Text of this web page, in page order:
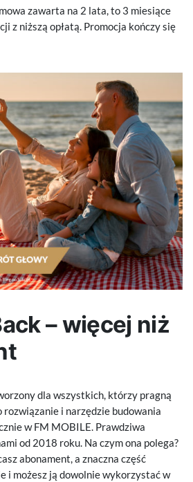
zawarta na 2 lata, to 3 miesiące
z niższą opłatą. Promocja kończy się
– więcej niż
dla wszystkich, którzy pragną
rozwiązanie i narzędzie budowania
w FM MOBILE. Prawdziwa
od 2018 roku. Na czym ona polega?
abonament, a znaczna część
i możesz ją dowolnie wykorzystać w